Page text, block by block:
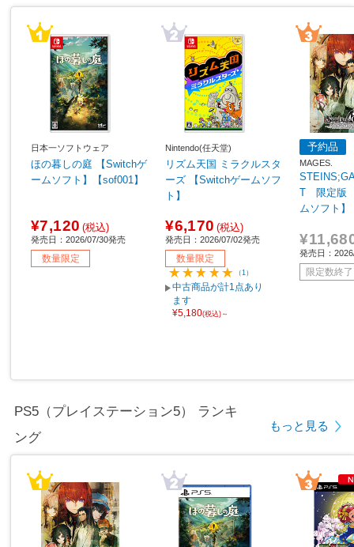
日本一ソフトウェア
ほの暮しの庭 【Switchゲ
ームソフト】【sof001】
¥7,120 (税込)
発売日：2026/07/30発売
数量限定
Nintendo(任天堂)
リズム天国 ミラクルスタ
ーズ 【Switchゲームソフ
ト】
¥6,170 (税込)
発売日：2026/07/02発売
数量限定
（1）
中古商品が計1点あり
ます
¥5,180(税込)～
予約品
MAGES.
T 限定版
ムソフト】
発売日：
限定数終了
PS5（プレイステーション5） ランキ
ング
もっと見る